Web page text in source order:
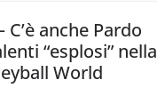
anche Pardo
“esplosi” nella
World